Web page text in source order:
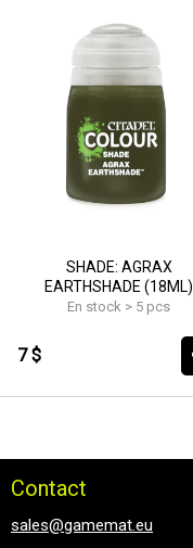
SHADE: AGRAX
EARTHSHADE (18ML)
En stock > 5 pcs
7 $
Contact
sales@gamemat.eu